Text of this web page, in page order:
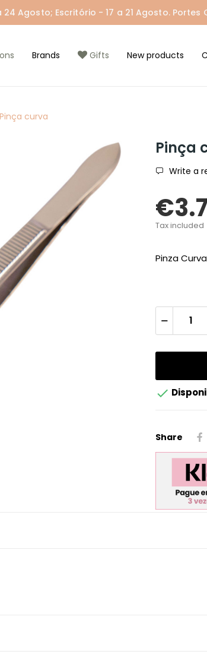
Agosto; Escritório - 17 a 21 Agosto.
Brands Gifts New products
Pinça curva
Pinça
Write a
Tax included
Pinza

Share